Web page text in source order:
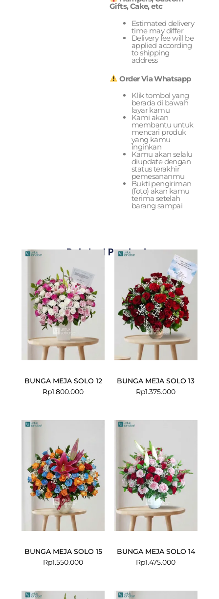
Gifts, Cake, etc
Estimated delivery
time may differ
Delivery fee will be
applied according
to shipping
address
Order Via Whatsapp
Klik tombol yang
berada di bawah
layar kamu
Kami akan
membantu untuk
mencari produk
yang kamu
inginkan
Kamu akan selalu
diupdate dengan
status terakhir
pemesananmu
Bukti pengiriman
(foto) akan kamu
terima setelah
barang sampai
Related Products
BUNGA MEJA SOLO 12
Rp1.800.000
BUNGA MEJA SOLO 13
Rp1.375.000
BUNGA MEJA SOLO 15
Rp1.550.000
BUNGA MEJA SOLO 14
Rp1.475.000